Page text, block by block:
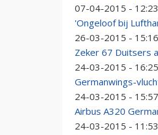
07-04-2015 - 12:23
'Ongeloof bij
26-03-2015 - 15:16
Zeker 67 Duitsers
24-03-2015 - 16:25
Germanwings-
24-03-2015 - 15:57
Airbus A320
24-03-2015 - 11:53